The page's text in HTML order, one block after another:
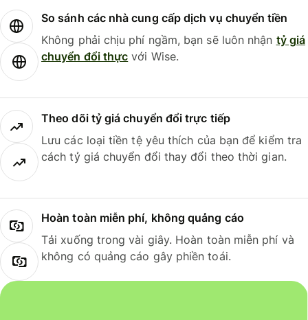
So sánh các nhà cung cấp dịch vụ chuyển tiền
Không phải chịu phí ngầm, bạn sẽ luôn nhận tỷ giá
chuyển đổi thực với Wise.
Theo dõi tỷ giá chuyển đổi trực tiếp
Lưu các loại tiền tệ yêu thích của bạn để kiểm tra
cách tỷ giá chuyển đổi thay đổi theo thời gian.
Hoàn toàn miễn phí, không quảng cáo
Tải xuống trong vài giây. Hoàn toàn miễn phí và
không có quảng cáo gây phiền toái.